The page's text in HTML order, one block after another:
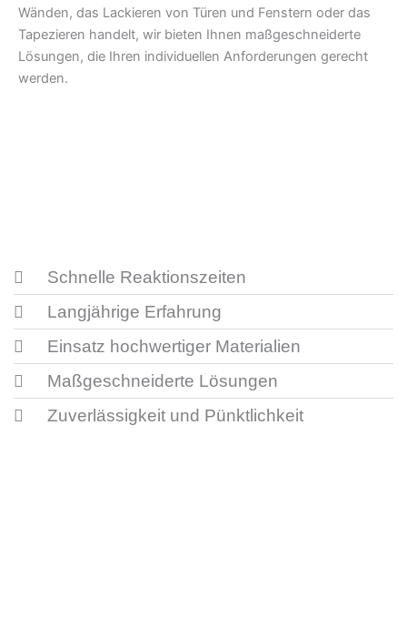
Wänden, das Lackieren von Türen und Fenstern oder das
Tapezieren handelt, wir bieten Ihnen maßgeschneiderte
Lösungen, die Ihren individuellen Anforderungen gerecht
werden.
Schnelle Reaktionszeiten
Langjährige Erfahrung
Einsatz hochwertiger Materialien
Maßgeschneiderte Lösungen
Zuverlässigkeit und Pünktlichkeit